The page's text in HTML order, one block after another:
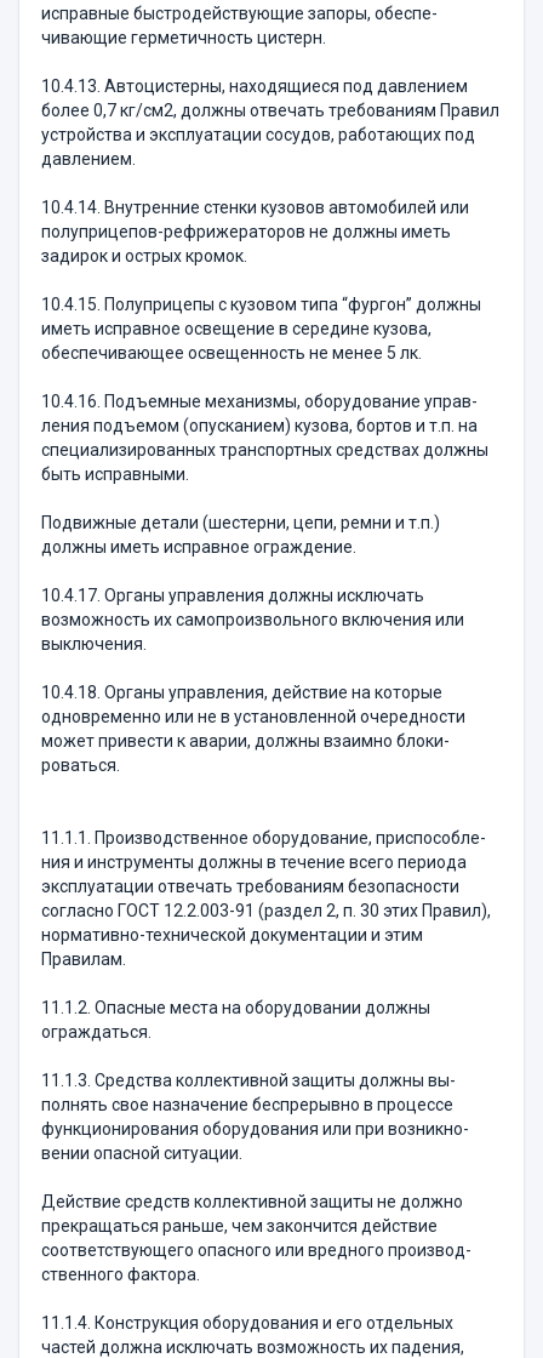
исправные быстродействующие запоры, обеспе­
чивающие герметичность цистерн.
10.4.13. Автоцистерны, находящиеся под давле­нием
более 0,7 кг/см2, должны отвечать требовани­ям Правил
устройства и эксплуатации сосудов, рабо­тающих под
давлением.
10.4.14. Внутренние стенки кузовов автомобилей или
полуприцепов-рефрижераторов не должны иметь
задирок и острых кромок.
10.4.15. Полуприцепы с кузовом типа “фургон” должны
иметь исправное освещение в середине кузо­ва,
обеспечивающее освещенность не менее 5 лк.
10.4.16. Подъемные механизмы, оборудование управ­
ления подъемом (опусканием) кузова, бортов и т.п. на
специализированных транспортных средствах долж­ны
быть исправными.
Подвижные детали (шестерни, цепи, ремни и т.п.)
должны иметь исправное ограждение.
10.4.17. Органы управления должны исключать
возможность их самопроизвольного включения или
выключения.
10.4.18. Органы управления, действие на кото­рые
одновременно или не в установленной очередно­сти
может привести к аварии, должны взаимно бло­ки­
роваться.
11.1.1. Производственное оборудование, приспособле­
ния и инструменты должны в течение всего периода
экс­плуатации отвечать требованиям безопасности
согласно ГОСТ 12.2.003-91 (раздел 2, п. 30 этих Правил),
нормативно-технической документации и этим
Правилам.
11.1.2. Опасные места на оборудовании должны
ограждаться.
11.1.3. Средства коллективной защиты должны вы­
полнять свое назначение беспрерывно в процессе
функционирования оборудования или при возникно­
вении опасной ситуации.
Действие средств коллективной защиты не долж­но
прекращаться раньше, чем закончится действие
соответствующего опасного или вредного производ­
ственного фактора.
11.1.4. Конструкция оборудования и его отдель­ных
частей должна исключать возможность их паде­ния,